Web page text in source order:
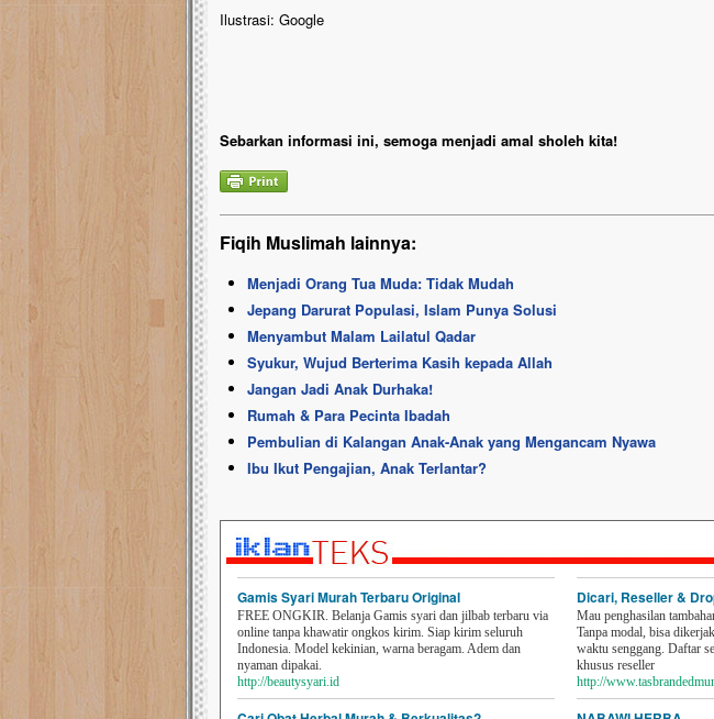
Ilustrasi: Google
Sebarkan informasi ini, semoga menjadi amal sholeh kita!
Fiqih Muslimah lainnya:
Menjadi Orang Tua Muda: Tidak Mudah
Jepang Darurat Populasi, Islam Punya Solusi
Menyambut Malam Lailatul Qadar
Syukur, Wujud Berterima Kasih kepada Allah
Jangan Jadi Anak Durhaka!
Rumah & Para Pecinta Ibadah
Pembulian di Kalangan Anak-Anak yang Mengancam Nyawa
Ibu Ikut Pengajian, Anak Terlantar?
Gamis Syari Murah Terbaru Original
FREE ONGKIR. Belanja Gamis syari dan jilbab terbaru via
online tanpa khawatir ongkos kirim. Siap kirim seluruh
Indonesia. Model kekinian, warna beragam. Adem dan
nyaman dipakai.
http://beautysyari.id
Dicari, Reseller &
Mau penghasilan
Tanpa modal, bisa
waktu senggang. Daftar
khusus reseller
http://